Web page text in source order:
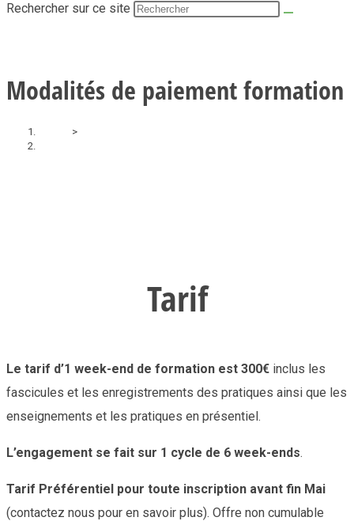
Rechercher sur ce site
Modalités de paiement formation
>
Tarif
Le tarif d’1 week-end de formation est 300€ inclus les
fascicules et les enregistrements des pratiques ainsi que les
enseignements et les pratiques en présentiel.
L’engagement se fait sur 1 cycle de 6 week-ends.
Tarif Préférentiel pour toute inscription avant fin Mai
(contactez nous pour en savoir plus). Offre non cumulable